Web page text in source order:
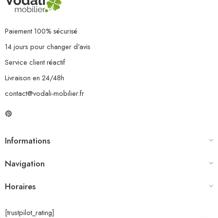
Paiement 100% sécurisé
14 jours pour changer d'avis
Service client réactif
Livraison en 24/48h
contact@vodali-mobilier.fr
Informations
Navigation
Horaires
[trustpilot_rating]